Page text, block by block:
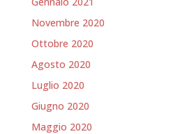
Novembre 2020
Ottobre 2020
Agosto 2020
Luglio 2020
Giugno 2020
Maggio 2020